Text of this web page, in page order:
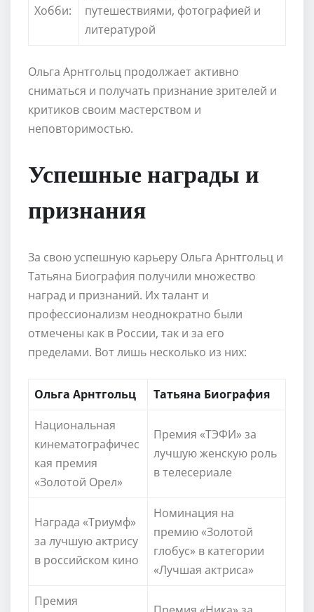
Хобби:
путешествиями, фотографией и
литературой
Ольга Арнтгольц продолжает активно
сниматься и получать признание зрителей и
критиков своим мастерством и
неповторимостью.
Успешные награды и
признания
За свою успешную карьеру Ольга Арнтгольц и
Татьяна Биография получили множество
наград и признаний. Их талант и
профессионализм неоднократно были
отмечены как в России, так и за его
пределами. Вот лишь несколько из них:
Ольга Арнтгольц
Татьяна Биография
Национальная
кинематографичес
кая премия
«Золотой Орел»
Премия «ТЭФИ» за
лучшую женскую роль
в телесериале
Награда «Триумф»
за лучшую актрису
в российском кино
Номинация на
премию «Золотой
глобус» в категории
«Лучшая актриса»
Премия